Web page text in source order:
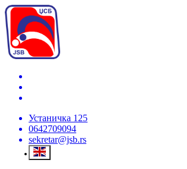
Устаничка 125
0642709094
sekretar@jsb.rs